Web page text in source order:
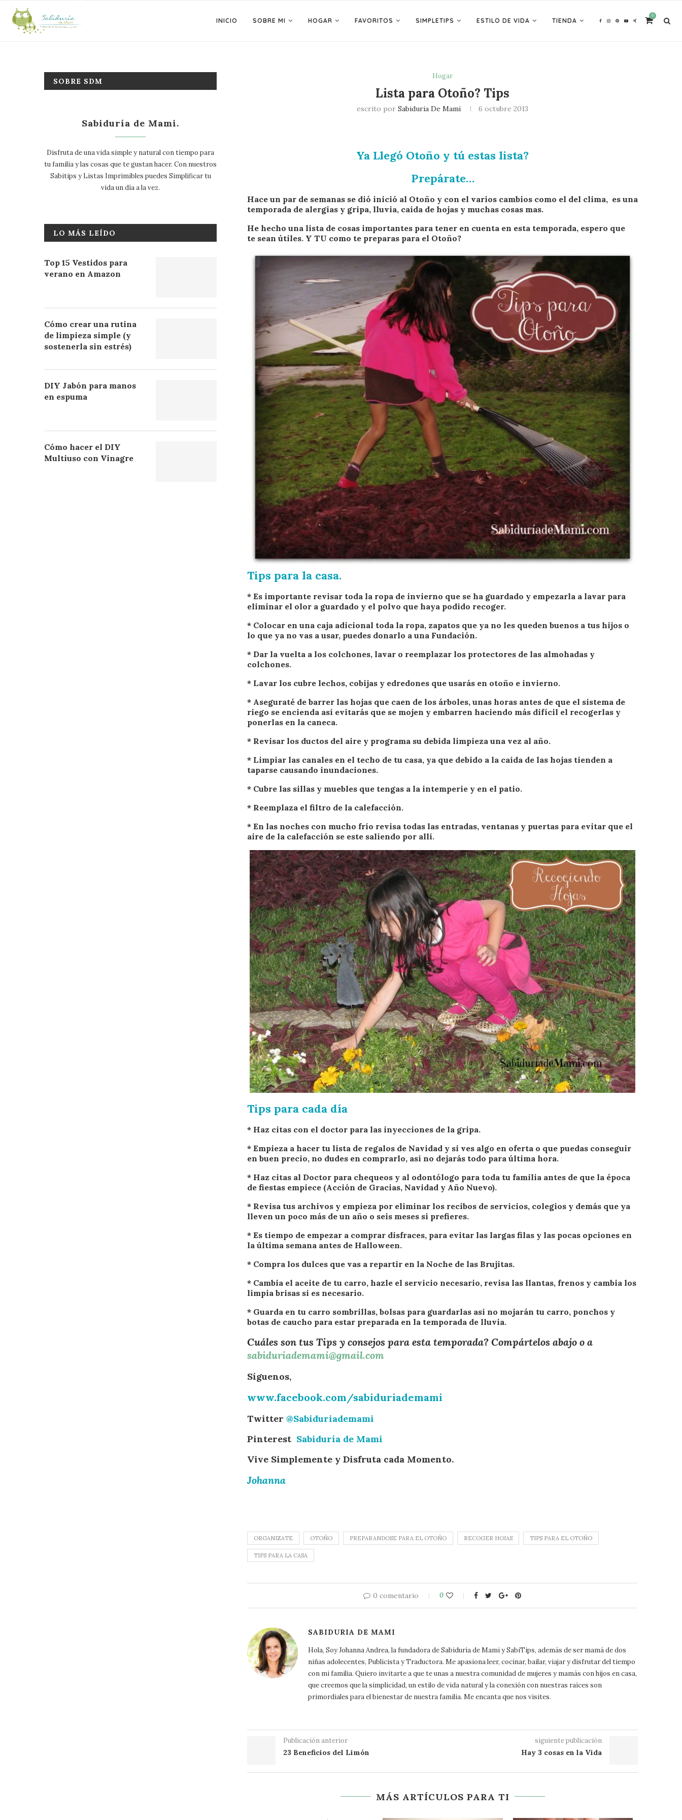
INICIO SOBRE MI HOGAR FAVORITOS SIMPLETIPS ESTILO DE VIDA TIENDA
0
Hogar
Lista para Otoño? Tips
escrito por Sabiduria De Mami 6 octubre 2013
Ya Llegó Otoño y tú estas lista?
Prepárate…
Hace un par de semanas se dió inició al Otoño y con el varios cambios como el del clima, es una
temporada de alergias y gripa, lluvia, caída de hojas y muchas cosas mas.
He hecho una lista de cosas importantes para tener en cuenta en esta temporada, espero que
te sean útiles. Y TU como te preparas para el Otoño?
Tips para la casa.
* Es importante revisar toda la ropa de invierno que se ha guardado y empezarla a lavar para
eliminar el olor a guardado y el polvo que haya podido recoger.
* Colocar en una caja adicional toda la ropa, zapatos que ya no les queden buenos a tus hijos o
lo que ya no vas a usar, puedes donarlo a una Fundación.
* Dar la vuelta a los colchones, lavar o reemplazar los protectores de las almohadas y
colchones.
* Lavar los cubre lechos, cobijas y edredones que usarás en otoño e invierno.
* Aseguraté de barrer las hojas que caen de los árboles, unas horas antes de que el sistema de
riego se encienda así evitarás que se mojen y embarren haciendo más difícil el recogerlas y
ponerlas en la caneca.
* Revisar los ductos del aire y programa su debida limpieza una vez al año.
* Limpiar las canales en el techo de tu casa, ya que debido a la caída de las hojas tienden a
taparse causando inundaciones.
* Cubre las sillas y muebles que tengas a la intemperie y en el patio.
* Reemplaza el filtro de la calefacción.
* En las noches con mucho frío revisa todas las entradas, ventanas y puertas para evitar que el
aire de la calefacción se este saliendo por allí.
Tips para cada día
* Haz citas con el doctor para las inyecciones de la gripa.
* Empieza a hacer tu lista de regalos de Navidad y si ves algo en oferta o que puedas conseguir
en buen precio, no dudes en comprarlo, así no dejarás todo para última hora.
* Haz citas al Doctor para chequeos y al odontólogo para toda tu familia antes de que la época
de fiestas empiece (Acción de Gracias, Navidad y Año Nuevo).
* Revisa tus archivos y empieza por eliminar los recibos de servicios, colegios y demás que ya
lleven un poco más de un año o seis meses si prefieres.
* Es tiempo de empezar a comprar disfraces, para evitar las largas filas y las pocas opciones en
la última semana antes de Halloween.
* Compra los dulces que vas a repartir en la Noche de las Brujitas.
* Cambia el aceite de tu carro, hazle el servicio necesario, revisa las llantas, frenos y cambia los
limpia brisas si es necesario.
* Guarda en tu carro sombrillas, bolsas para guardarlas así no mojarán tu carro, ponchos y
botas de caucho para estar preparada en la temporada de lluvia.
Cuáles son tus Tips y consejos para esta temporada? Compártelos abajo o a
sabiduriademami@gmail.com
Síguenos,
www.facebook.com/sabiduriademami
Twitter@Sabiduriademami
Pinterest Sabiduría de Mami
Vive Simplemente y Disfruta cada Momento.
Johanna
ORGANIZATE OTOÑO PREPARANDOSE PARA EL OTOÑO RECOGER HOJAS TIPS PARA EL OTOÑO
TIPS PARA LA CASA
0 comentario 0
SABIDURIA DE MAMI
Hola, Soy Johanna Andrea, la fundadora de Sabiduría de Mami y SabiTips, además de ser mamá de dos
niñas adolecentes, Publicista y Traductora. Me apasiona leer, cocinar, bailar, viajar y disfrutar del tiempo
con mi familia. Quiero invitarte a que te unas a nuestra comunidad de mujeres y mamás con hijos en casa,
que creemos que la simplicidad, un estilo de vida natural y la conexión con nuestras raíces son
primordiales para el bienestar de nuestra familia. Me encanta que nos visites.
Publicación anterior
23 Beneficios del Limón
siguiente publicación
Hay 3 cosas en la Vida
MÁS ARTÍCULOS PARA TI
SOBRE SDM
Sabiduría de Mami.
Disfruta de una vida simple y natural con tiempo para
tu familia y las cosas que te gustan hacer. Con nuestros
Sabitips y Listas Imprimibles puedes Simplificar tu
vida un día a la vez.
LO MÁS LEÍDO
Top 15 Vestidos para
verano en Amazon
Cómo crear una rutina
de limpieza simple (y
sostenerla sin estrés)
DIY Jabón para manos
en espuma
Cómo hacer el DIY
Multiuso con Vinagre